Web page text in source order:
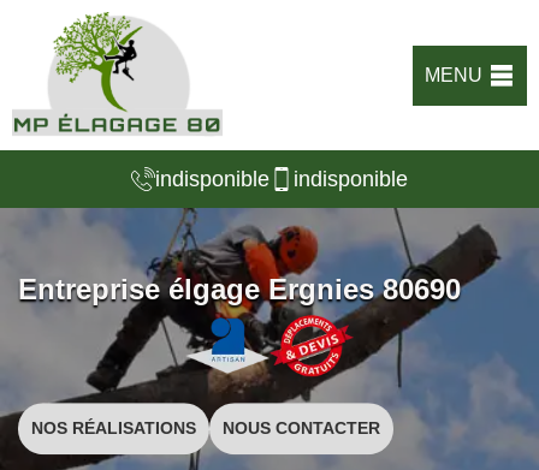
MENU
indisponible indisponible
Entreprise élgage Ergnies 80690
NOS RÉALISATIONS NOUS CONTACTER